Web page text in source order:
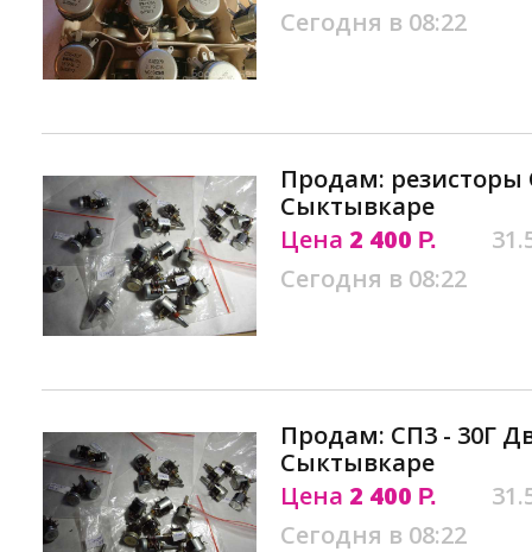
Сегодня в 08:22
Продам: резисторы
Сыктывкаре
Цена 2 400 Р.
Сегодня в 08:22
Продам: СП3 - 30Г
Сыктывкаре
Цена 2 400 Р.
Сегодня в 08:22